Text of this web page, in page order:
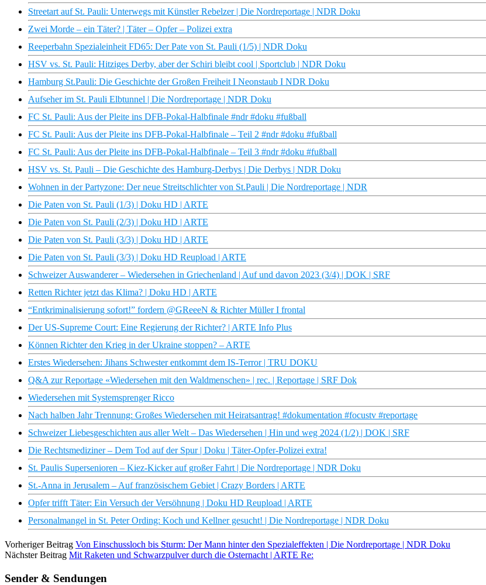
Streetart auf St. Pauli: Unterwegs mit Künstler Rebelzer | Die Nordreportage | NDR Doku
Zwei Morde – ein Täter? | Täter – Opfer – Polizei extra
Reeperbahn Spezialeinheit FD65: Der Pate von St. Pauli (1/5) | NDR Doku
HSV vs. St. Pauli: Hitziges Derby, aber der Schiri bleibt cool | Sportclub | NDR Doku
Hamburg St.Pauli: Die Geschichte der Großen Freiheit I Neonstaub I NDR Doku
Aufseher im St. Pauli Elbtunnel | Die Nordreportage | NDR Doku
FC St. Pauli: Aus der Pleite ins DFB-Pokal-Halbfinale #ndr #doku #fußball
FC St. Pauli: Aus der Pleite ins DFB-Pokal-Halbfinale – Teil 2 #ndr #doku #fußball
FC St. Pauli: Aus der Pleite ins DFB-Pokal-Halbfinale – Teil 3 #ndr #doku #fußball
HSV vs. St. Pauli – Die Geschichte des Hamburg-Derbys | Die Derbys | NDR Doku
Wohnen in der Partyzone: Der neue Streitschlichter von St.Pauli | Die Nordreportage | NDR
Die Paten von St. Pauli (1/3) | Doku HD | ARTE
Die Paten von St. Pauli (2/3) | Doku HD | ARTE
Die Paten von St. Pauli (3/3) | Doku HD | ARTE
Die Paten von St. Pauli (3/3) | Doku HD Reupload | ARTE
Schweizer Auswanderer – Wiedersehen in Griechenland | Auf und davon 2023 (3/4) | DOK | SRF
Retten Richter jetzt das Klima? | Doku HD | ARTE
“Entkriminalisierung sofort!” fordern @GReeeN & Richter Müller I frontal
Der US-Supreme Court: Eine Regierung der Richter? | ARTE Info Plus
Können Richter den Krieg in der Ukraine stoppen? – ARTE
Erstes Wiedersehen: Jihans Schwester entkommt dem IS-Terror | TRU DOKU
Q&A zur Reportage «Wiedersehen mit den Waldmenschen» | rec. | Reportage | SRF Dok
Wiedersehen mit Systemsprenger Ricco
Nach halben Jahr Trennung: Großes Wiedersehen mit Heiratsantrag! #dokumentation #focustv #reportage
Schweizer Liebesgeschichten aus aller Welt – Das Wiedersehen | Hin und weg 2024 (1/2) | DOK | SRF
Die Rechtsmediziner – Dem Tod auf der Spur | Doku | Täter-Opfer-Polizei extra!
St. Paulis Supersenioren – Kiez-Kicker auf großer Fahrt | Die Nordreportage | NDR Doku
St.-Anna in Jerusalem – Auf französischem Gebiet | Crazy Borders | ARTE
Opfer trifft Täter: Ein Versuch der Versöhnung | Doku HD Reupload | ARTE
Personalmangel in St. Peter Ording: Koch und Kellner gesucht! | Die Nordreportage | NDR Doku
Vorheriger Beitrag Von Einschussloch bis Sturm: Der Mann hinter den Spezialeffekten | Die Nordreportage | NDR Doku
Nächster Beitrag Mit Raketen und Schwarzpulver durch die Osternacht | ARTE Re:
Sender & Sendungen